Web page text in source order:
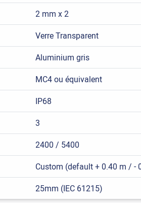
2 mm x 2
Verre Transparent
Aluminium gris
MC4 ou équivalent
IP68
3
2400 / 5400
Custom (default + 0.40 m / -
25mm (IEC 61215)